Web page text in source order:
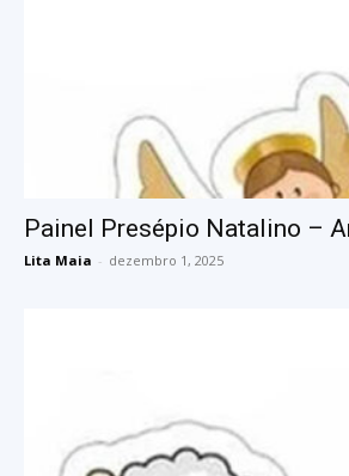
Painel Presépio Natalino –
Lita Maia - dezembro 1, 2025